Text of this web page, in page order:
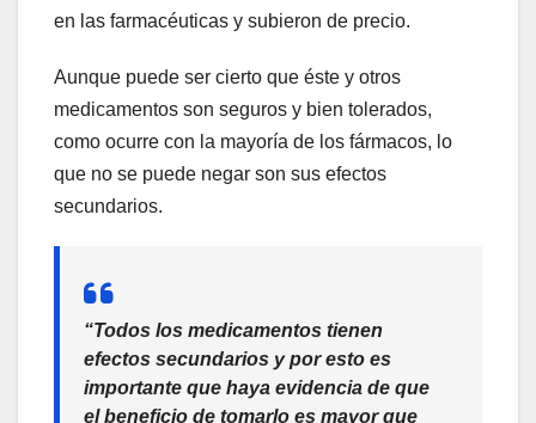
en las farmacéuticas y subieron de precio.
Aunque puede ser cierto que éste y otros
medicamentos son seguros y bien tolerados,
como ocurre con la mayoría de los fármacos, lo
que no se puede negar son sus efectos
secundarios.
“Todos los medicamentos tienen
efectos secundarios y por esto es
importante que haya evidencia de que
el beneficio de tomarlo es mayor que